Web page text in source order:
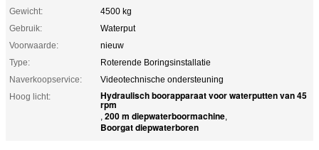
Gewicht:
4500 kg
Gebruik:
Waterput
Voorwaarde:
nieuw
Type:
Roterende Boringsinstallatie
Naverkoopservice:
Videotechnische ondersteuning
Hoog licht:
Hydraulisch boorapparaat voor waterputten van 45
rpm
, 200 m diepwaterboormachine,
Boorgat diepwaterboren